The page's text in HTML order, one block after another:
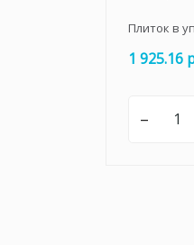
Плиток в
1 925.16
–